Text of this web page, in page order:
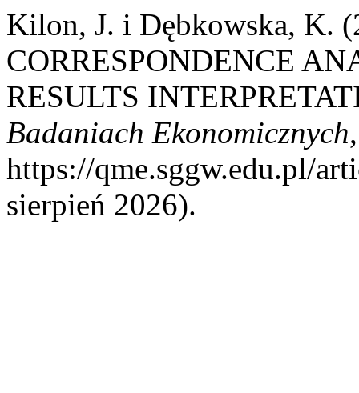
Kilon, J. i Dębkowska, K.
CORRESPONDENCE
RESULTS
Badaniach Ekonomicznych
https://qme.sggw.edu.pl/
sierpień 2026).